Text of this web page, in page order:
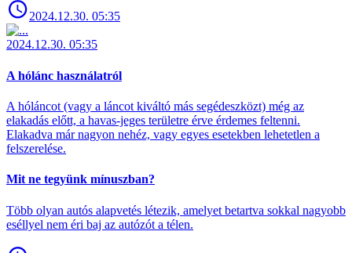
2024.12.30. 05:35
2024.12.30. 05:35
A hólánc használatról
A hóláncot (vagy a láncot kiváltó más segédeszközt) még az
elakadás előtt, a havas-jeges területre érve érdemes feltenni.
Elakadva már nagyon nehéz, vagy egyes esetekben lehetetlen a
felszerelése.
Mit ne tegyünk mínuszban?
Több olyan autós alapvetés létezik, amelyet betartva sokkal nagyobb
eséllyel nem éri baj az autózót a télen.